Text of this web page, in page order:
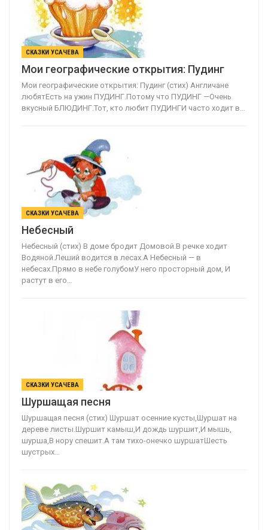
СКАЗКИ УСАЧЕВА
Мои географические открытия: Пудинг
Мои географические открытия: Пудинг (стих) Англичане
любятЕсть на ужин ПУДИНГ.Потому что ПУДИНГ —Очень
вкусный БЛЮДИНГ.Тот, кто любит ПУДИНГИ часто ходит в…
СКАЗКИ УСАЧЕВА
Небесный
Небесный (стих) В доме бродит Домовой.В речке ходит
Водяной.Леший водится в лесах.А Небесный — в
небесах.Прямо в небе голубомУ него просторный дом, И
растут в его…
СКАЗКИ УСАЧЕВА
Шуршащая песня
Шуршащая песня (стих) Шуршат осенние кусты,Шуршат на
дереве листы.Шуршит камыш,И дождь шуршит,И мышь,
шурша,В нору спешит.А там тихо-онечко шуршатШесть
шустрых…